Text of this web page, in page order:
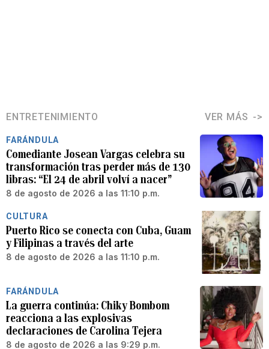
ENTRETENIMIENTO VER MÁS
FARÁNDULA
Comediante Josean Vargas celebra su
transformación tras perder más de 130
libras: “El 24 de abril volví a nacer”
8 de agosto de 2026 a las 11:10 p.m.
CULTURA
Puerto Rico se conecta con Cuba, Guam
y Filipinas a través del arte
8 de agosto de 2026 a las 11:10 p.m.
FARÁNDULA
La guerra continúa: Chiky Bombom
reacciona a las explosivas
declaraciones de Carolina Tejera
8 de agosto de 2026 a las 9:29 p.m.